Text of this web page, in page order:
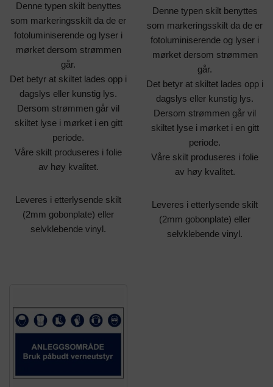
Denne typen skilt benyttes
som markeringsskilt da de er
fotoluminiserende og lyser i
mørket dersom strømmen
går.
Det betyr at skiltet lades opp i
dagslys eller kunstig lys.
Dersom strømmen går vil
skiltet lyse i mørket i en gitt
periode.
Våre skilt produseres i folie
av høy kvalitet.
Leveres i etterlysende skilt
(2mm gobonplate) eller
selvklebende vinyl.
Denne typen skilt benyttes
som markeringsskilt da de er
fotoluminiserende og lyser i
mørket dersom strømmen
går.
Det betyr at skiltet lades opp i
dagslys eller kunstig lys.
Dersom strømmen går vil
skiltet lyse i mørket i en gitt
periode.
Våre skilt produseres i folie
av høy kvalitet.
Leveres i etterlysende skilt
(2mm gobonplate) eller
selvklebende vinyl.